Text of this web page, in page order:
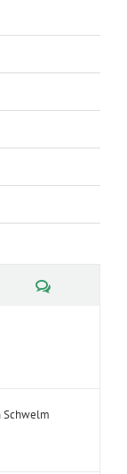
Kommentare
Schwelm